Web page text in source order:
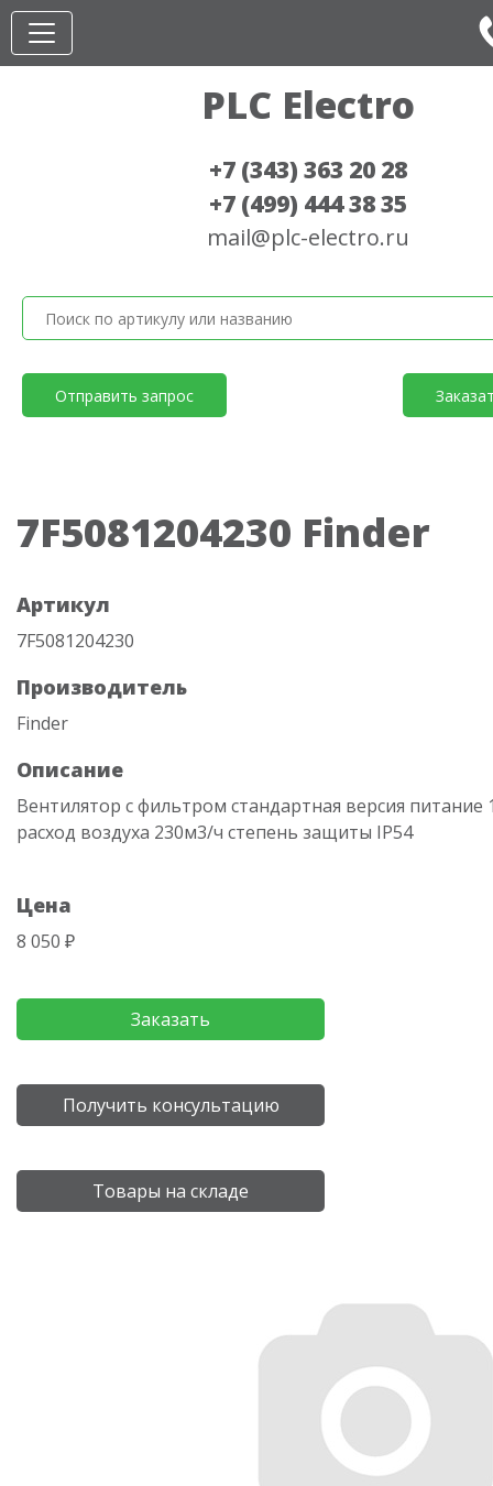
PLC Electro
+7 (343) 363 20 28
+7 (499) 444 38 35
mail@plc-electro.ru
Отправить запрос
7F5081204230 Finder
Артикул
7F5081204230
Производитель
Finder
Описание
Вентилятор с фильтром стандартная версия питание
расход воздуха 230м3/ч степень защиты IP54
Цена
8 050 ₽
Заказать
Получить консультацию
Товары на складе